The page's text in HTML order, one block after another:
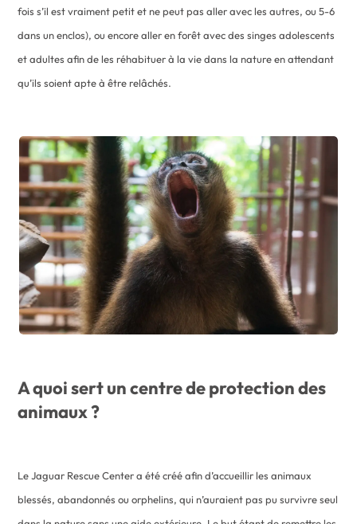
fois s’il est vraiment petit et ne peut pas aller avec les autres, ou 5-6
dans un enclos), ou encore aller en forêt avec des singes adolescents
et adultes afin de les réhabituer à la vie dans la nature en attendant
qu’ils soient apte à être relâchés.
A quoi sert un centre de protection des
animaux ?
Le Jaguar Rescue Center a été créé afin d’accueillir les animaux
blessés, abandonnés ou orphelins, qui n’auraient pas pu survivre seul